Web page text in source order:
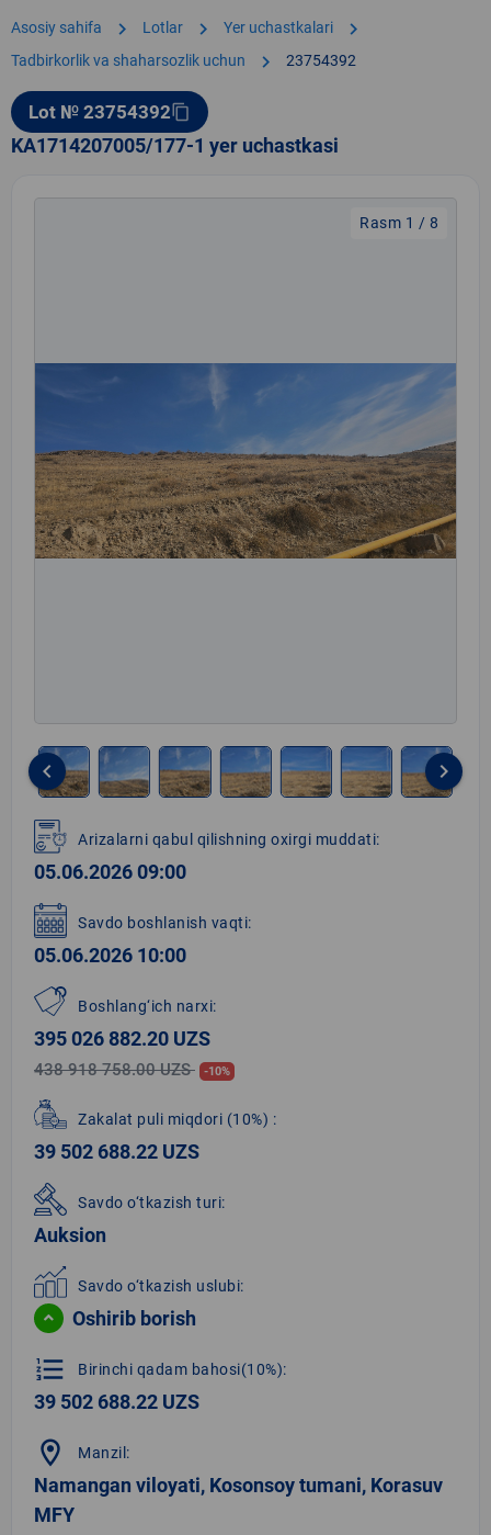
Asosiy sahifa chevron_right Lotlar chevron_right Yer uchastkalari chevron_right
Tadbirkorlik va shaharsozlik uchun chevron_right 23754392
Lot № 23754392content_copy
KA1714207005/177-1 yer uchastkasi
Rasm 1 / 8
1
of
8
keyboard_arrow_left keyboard_arrow_right
Arizalarni qabul qilishning oxirgi muddati:
05.06.2026 09:00
Savdo boshlanish vaqti:
05.06.2026 10:00
Boshlang‘ich narxi:
395 026 882.20 UZS
438 918 758.00 UZS -10%
Zakalat puli miqdori (10%) :
39 502 688.22 UZS
Savdo o‘tkazish turi:
Auksion
Savdo o‘tkazish uslubi:
Oshirib borish
format_list_numbered Birinchi qadam bahosi(10%):
39 502 688.22 UZS
location_on Manzil:
Namangan viloyati, Kosonsoy tumani, Korasuv
MFY